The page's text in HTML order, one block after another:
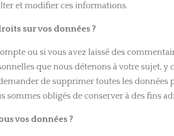
et modifier ces informations.
sur vos données ?
ou si vous avez laissé des
que nous détenons à votre sujet,
de supprimer toutes les données
sommes obligés de conserver à des fins
vos données ?